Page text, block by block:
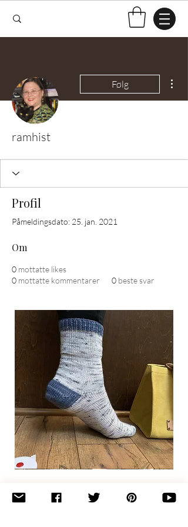
Følg
ramhist
Profil
Påmeldingsdato: 25. jan. 2021
Om
0 mottatte likes
0 mottatte kommentarer 0 beste svar
Basic
Socks
Join the newsletter